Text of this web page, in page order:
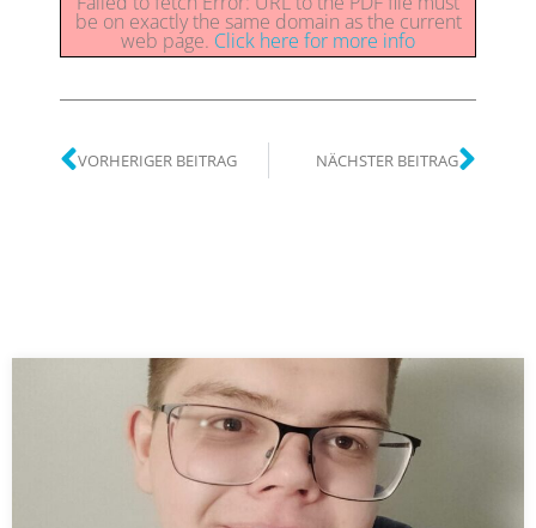
be on exactly the same domain as the current
web page. Click here for more info
VORHERIGER BEITRAG NÄCHSTER BEITRAG